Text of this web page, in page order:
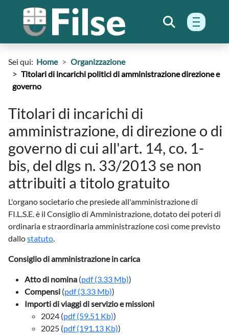
menu
Sei qui: Home
Organizzazione
Titolari di incarichi politici di amministrazione direzione e
governo
Titolari di incarichi di
amministrazione, di direzione o di
governo di cui all'art. 14, co. 1-
bis, del dlgs n. 33/2013 se non
attribuiti a titolo gratuito
L'organo societario che presiede all'amministrazione di
FI.L.S.E. è il Consiglio di Amministrazione, dotato dei poteri di
ordinaria e straordinaria amministrazione così come previsto
dallostatuto.
Consiglio di amministrazione in carica
Atto di nomina (pdf (3.33 Mb))
Compensi (pdf (3.33 Mb))
Importi di viaggi di servizio e missioni
2024 (pdf (59.51 Kb))
2025 (pdf (191.13 Kb))